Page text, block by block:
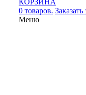
КОРЗИНА
0 товаров.
Меню